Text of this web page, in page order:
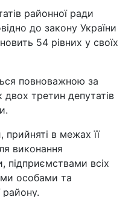
районної ради
до закону України
54 рівних у своїх
повноважною за
третин депутатів
прийняті в межах її
виконання
підприємствами всіх
особами та
району.